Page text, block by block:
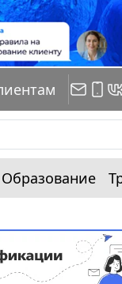
Образование